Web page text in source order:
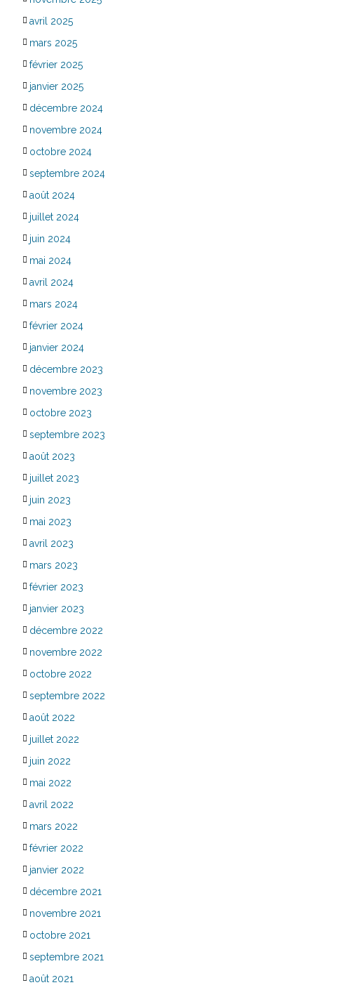
avril 2025
mars 2025
février 2025
janvier 2025
décembre 2024
novembre 2024
octobre 2024
septembre 2024
août 2024
juillet 2024
juin 2024
mai 2024
avril 2024
mars 2024
février 2024
janvier 2024
décembre 2023
novembre 2023
octobre 2023
septembre 2023
août 2023
juillet 2023
juin 2023
mai 2023
avril 2023
mars 2023
février 2023
janvier 2023
décembre 2022
novembre 2022
octobre 2022
septembre 2022
août 2022
juillet 2022
juin 2022
mai 2022
avril 2022
mars 2022
février 2022
janvier 2022
décembre 2021
novembre 2021
octobre 2021
septembre 2021
août 2021